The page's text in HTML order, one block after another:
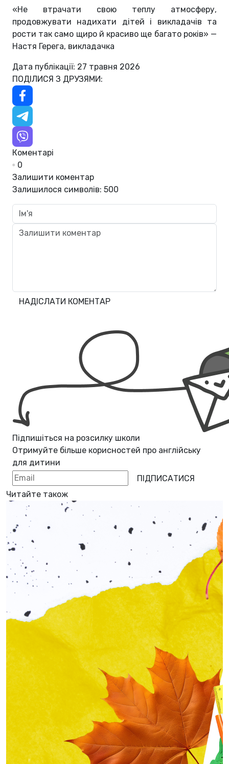
«Не втрачати свою теплу атмосферу,
продовжувати надихати дітей і викладачів та
рости так само щиро й красиво ще багато років» —
Настя Герега, викладачка
Дата публікації: 27 травня 2026
ПОДІЛИСЯ З ДРУЗЯМИ:
Коментарі
0
Залишити коментар
Залишилося символів: 500
НАДІСЛАТИ КОМЕНТАР
Підпишіться на розсилку школи
Отримуйте більше корисностей про англійську
для дитини
ПІДПИСАТИСЯ
Читайте також